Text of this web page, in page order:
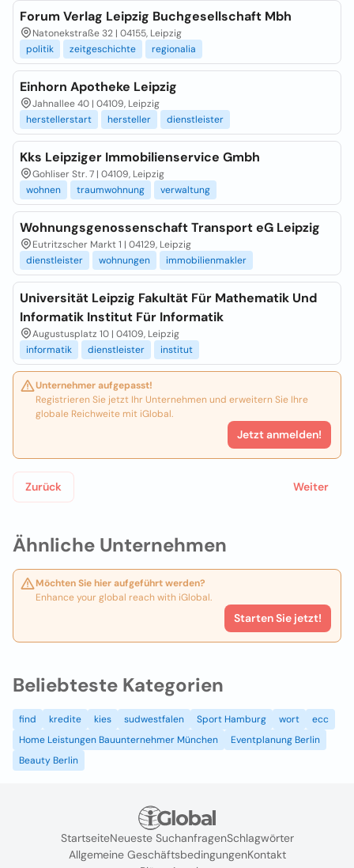
Ähnliche Unternehmen
Möchten Sie hier aufgeführt werden?
Enhance your global reach with iGlobal.
Starten Sie jetzt!
Forum Verlag Leipzig Buchgesellschaft Mbh
Natonekstraße 32 | 04155, Leipzig
politik
zeitgeschichte regionalia
Einhorn Apotheke Leipzig
Jahnallee 40 | 04109, Leipzig
herstellerstart
hersteller dienstleister
Kks Leipziger Immobilienservice Gmbh
Gohliser Str. 7 | 04109, Leipzig
wohnen
traumwohnung verwaltung
Wohnungsgenossenschaft Transport eG Leipzig
Eutritzscher Markt 1 | 04129, Leipzig
dienstleister
wohnungen immobilienmakler
Universität Leipzig Fakultät Für Mathematik Und
Informatik Institut Für Informatik
Augustusplatz 10 | 04109, Leipzig
informatik
dienstleister institut
Unternehmer aufgepasst!
Registrieren Sie jetzt Ihr Unternehmen und erweitern Sie Ihre
globale Reichweite mit iGlobal.
Jetzt anmelden!
Zurück Weiter
Beliebteste Kategorien
find kredite kies sudwestfalen Sport Hamburg wort
ecc
Home Leistungen Bauunternehmer München
Eventplanung Berlin
Beauty Berlin
StartseiteNeueste SuchanfragenSchlagwörter
Allgemeine GeschäftsbedingungenKontakt